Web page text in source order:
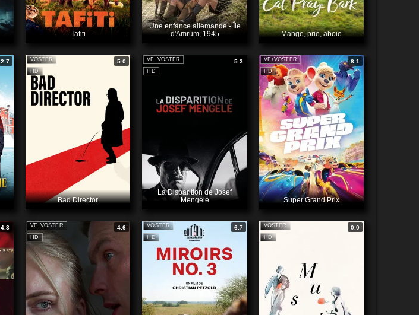
Tafiti
Une enfance allemande - Île
d'Amrum, 1945
Mange, prie, aboie
2.7
HD
VOSTFR 5.0
Bad Director
HD
VF+VOSTFR 5.3
La Disparition de Josef
Mengele
HD
VF+VOSTFR 8.1
Super Grand Prix
4.3
HD
VF+VOSTFR 4.6
HD
VOSTFR 6.7
HD
VOSTFR 0.0